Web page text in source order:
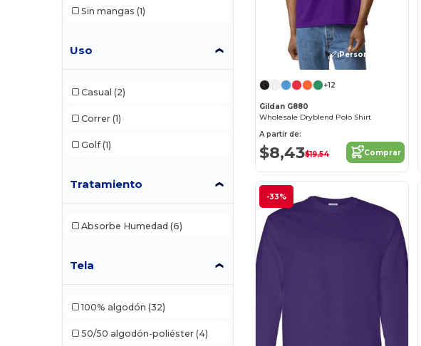
Team 365 (5)
Threadfast
UltraClub
Sin mangas (1)
Uso
Casual (2)
Correr (1)
Golf (1)
Tratamiento
Absorbe Humedad (6)
Tela
100% algodón (32)
50/50 algodón-poliéster (4)
¡Personalízalo!
+12
Gildan G880
Wholesale Dryblend Polo Shirt
A partir de:
$8,43$19,54 Comprar
-33%